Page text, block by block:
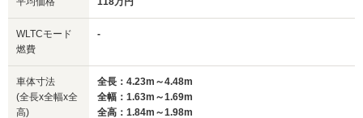
サイズ
(全長x全幅x全高)
WLTCモード
燃費
-
車体寸法
(全長x全幅x全
高)
全長：4.23m～4.48m
全幅：1.63m～1.69m
全高：1.84m～1.98m